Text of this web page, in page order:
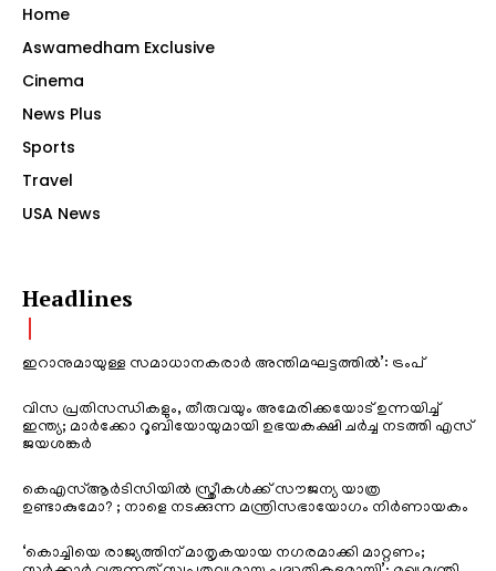
Home
Aswamedham Exclusive
Cinema
News Plus
Sports
Travel
USA News
Headlines
ഇറാനുമായുള്ള സമാധാനകരാർ അന്തിമഘട്ടത്തിൽ‌’: ട്രംപ്
വിസ പ്രതിസന്ധികളും, തീരുവയും അമേരിക്കയോട് ഉന്നയിച്ച്
ഇന്ത്യ; മാർക്കോ റൂബിയോയുമായി ഉഭയകക്ഷി ചർച്ച നടത്തി എസ്
ജയശങ്കർ
കെഎസ്ആർടിസിയിൽ സ്ത്രീകൾക്ക് സൗജന്യ യാത്ര
ഉണ്ടാകുമോ? ; നാളെ നടക്കുന്ന മന്ത്രിസഭായോഗം നിർണായകം
‘കൊച്ചിയെ രാജ്യത്തിന് മാതൃകയായ നഗരമാക്കി മാറ്റണം;